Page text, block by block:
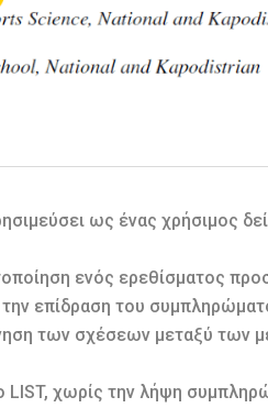
ως ένας χρήσιμος
ενός ερεθίσματος
επίδραση του
των σχέσεων μεταξύ των
χωρίς την λήψη